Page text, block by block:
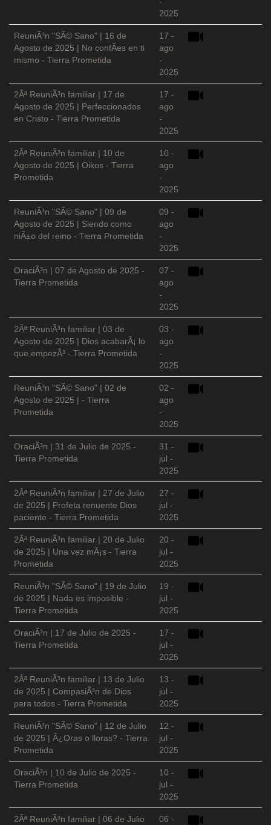
2025
ReuniÃ³n "SÃ© Sano" | 16 de
Agosto de 2025 | No confÃ­es en ti
mismo - Tierra Prometida
17 -
ago
-
2025
2Âª ReuniÃ³n familiar | 17 de
Agosto de 2025 | Perfeccionados
en Cristo - Tierra Prometida
17 -
ago
-
2025
2Âª ReuniÃ³n familiar | 10 de
Agosto de 2025 | Oikos - Tierra
Prometida
10 -
ago
-
2025
ReuniÃ³n "SÃ© Sano" | 09 de
Agosto de 2025 | Siendo como
niÃ±o del reino - Tierra Prometida
09 -
ago
-
2025
OraciÃ³n | 07 de Agosto de 2025 -
Tierra Prometida
07 -
ago
-
2025
2Âª ReuniÃ³n familiar | 03 de
Agosto de 2025 | Dios acabarÃ¡ lo
que empezÃ³ - Tierra Prometida
03 -
ago
-
2025
ReuniÃ³n "SÃ© Sano" | 02 de
Agosto de 2025 | - Tierra
Prometida
02 -
ago
-
2025
OraciÃ³n | 31 de Julio de 2025 -
Tierra Prometida
31 -
jul -
2025
2Âª ReuniÃ³n familiar | 27 de Julio
de 2025 | Profeta renuente Dios
paciente - Tierra Prometida
27 -
jul -
2025
2Âª ReuniÃ³n familiar | 20 de Julio
de 2025 | Una vez mÃ¡s - Tierra
Prometida
20 -
jul -
2025
ReuniÃ³n "SÃ© Sano" | 19 de Julio
de 2025 | Nada es imposible -
Tierra Prometida
19 -
jul -
2025
OraciÃ³n | 17 de Julio de 2025 -
Tierra Prometida
17 -
jul -
2025
2Âª ReuniÃ³n familiar | 13 de Julio
de 2025 | CompasiÃ³n de Dios
para todos - Tierra Prometida
13 -
jul -
2025
ReuniÃ³n "SÃ© Sano" | 12 de Julio
de 2025 | Â¿Oras o lloras? - Tierra
Prometida
12 -
jul -
2025
OraciÃ³n | 10 de Julio de 2025 -
Tierra Prometida
10 -
jul -
2025
2Âª ReuniÃ³n familiar | 06 de Julio
06 -